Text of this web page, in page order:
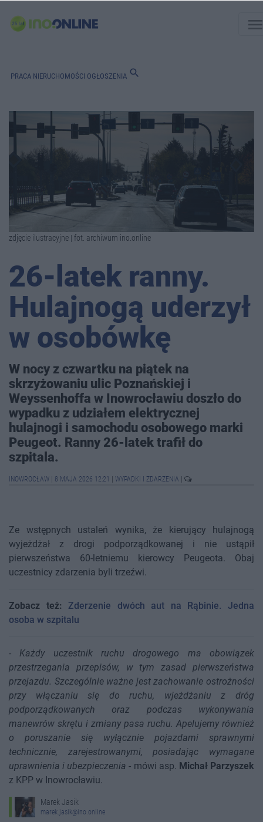
PRACA NIERUCHOMOŚCI OGŁOSZENIA search
zdjęcie ilustracyjne | fot. archiwum ino.online
26-latek ranny.
Hulajnogą uderzył
w osobówkę
W nocy z czwartku na piątek na
skrzyżowaniu ulic Poznańskiej i
Weyssenhoffa w Inowrocławiu doszło do
wypadku z udziałem elektrycznej
hulajnogi i samochodu osobowego marki
Peugeot. Ranny 26-latek trafił do
szpitala.
INOWROCŁAW 8 MAJA 2026 12:21 WYPADKI I ZDARZENIA
Ze wstępnych ustaleń wynika, że kierujący hulajnogą
wyjeżdżał z drogi podporządkowanej i nie ustąpił
pierwszeństwa 60-letniemu kierowcy Peugeota. Obaj
uczestnicy zdarzenia byli trzeźwi.
Zobacz też:
Zderzenie dwóch aut na Rąbinie. Jedna
osoba w szpitalu
-Każdy uczestnik ruchu drogowego ma obowiązek
przestrzegania przepisów, w tym zasad pierwszeństwa
przejazdu. Szczególnie ważne jest zachowanie ostrożności
przy włączaniu się do ruchu, wjeżdżaniu z dróg
podporządkowanych oraz podczas wykonywania
manewrów skrętu i zmiany pasa ruchu. Apelujemy również
o poruszanie się wyłącznie pojazdami sprawnymi
technicznie, zarejestrowanymi, posiadając wymagane
uprawnienia i ubezpieczenia - mówi asp. Michał Parzyszek
z KPP w Inowrocławiu.
Marek Jasik
marek.jasik@ino.online